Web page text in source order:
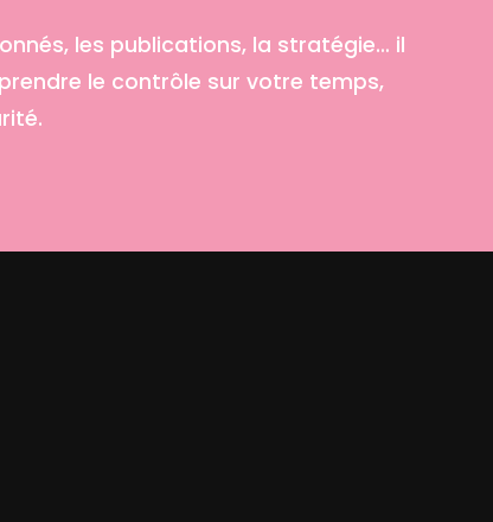
les publications, la stratégie… il
le contrôle sur votre temps,